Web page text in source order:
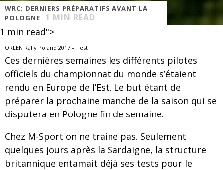
WRC: DERNIERS PRÉPARATIFS AVANT LA
POLOGNE
1 MIN READ
1 min read">
ORLEN Rally Poland 2017 – Test
Ces dernières semaines les différents pilotes
officiels du championnat du monde s’étaient
rendu en Europe de l’Est. Le but étant de
préparer la prochaine manche de la saison qui se
disputera en Pologne fin de semaine.
Chez M-Sport on ne traine pas. Seulement
quelques jours après la Sardaigne, la structure
britannique entamait déjà ses tests pour le